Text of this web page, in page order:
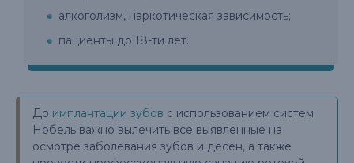
алкоголизм, наркотическая зависимость;
пациенты до 18-ти лет.
До имплантации зубов с использованием систем
Нобель важно вылечить все выявленные на
осмотре заболевания зубов и десен, а также